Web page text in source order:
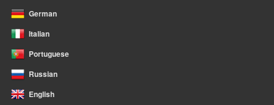
German
Italian
Portuguese
Russian
English